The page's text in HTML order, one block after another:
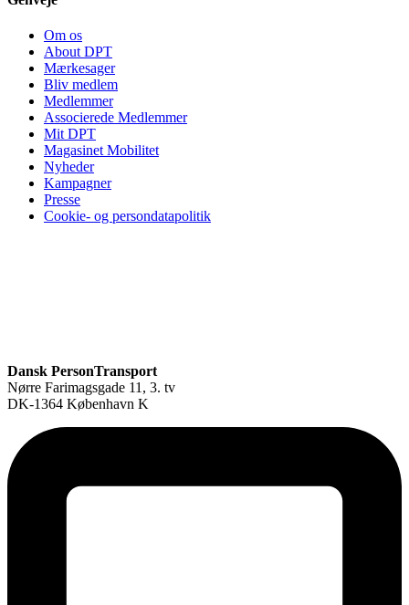
Om os
About DPT
Mærkesager
Bliv medlem
Medlemmer
Associerede Medlemmer
Mit DPT
Magasinet Mobilitet
Nyheder
Kampagner
Presse
Cookie- og persondatapolitik
Dansk PersonTransport
Nørre Farimagsgade 11, 3. tv
DK-1364 København K